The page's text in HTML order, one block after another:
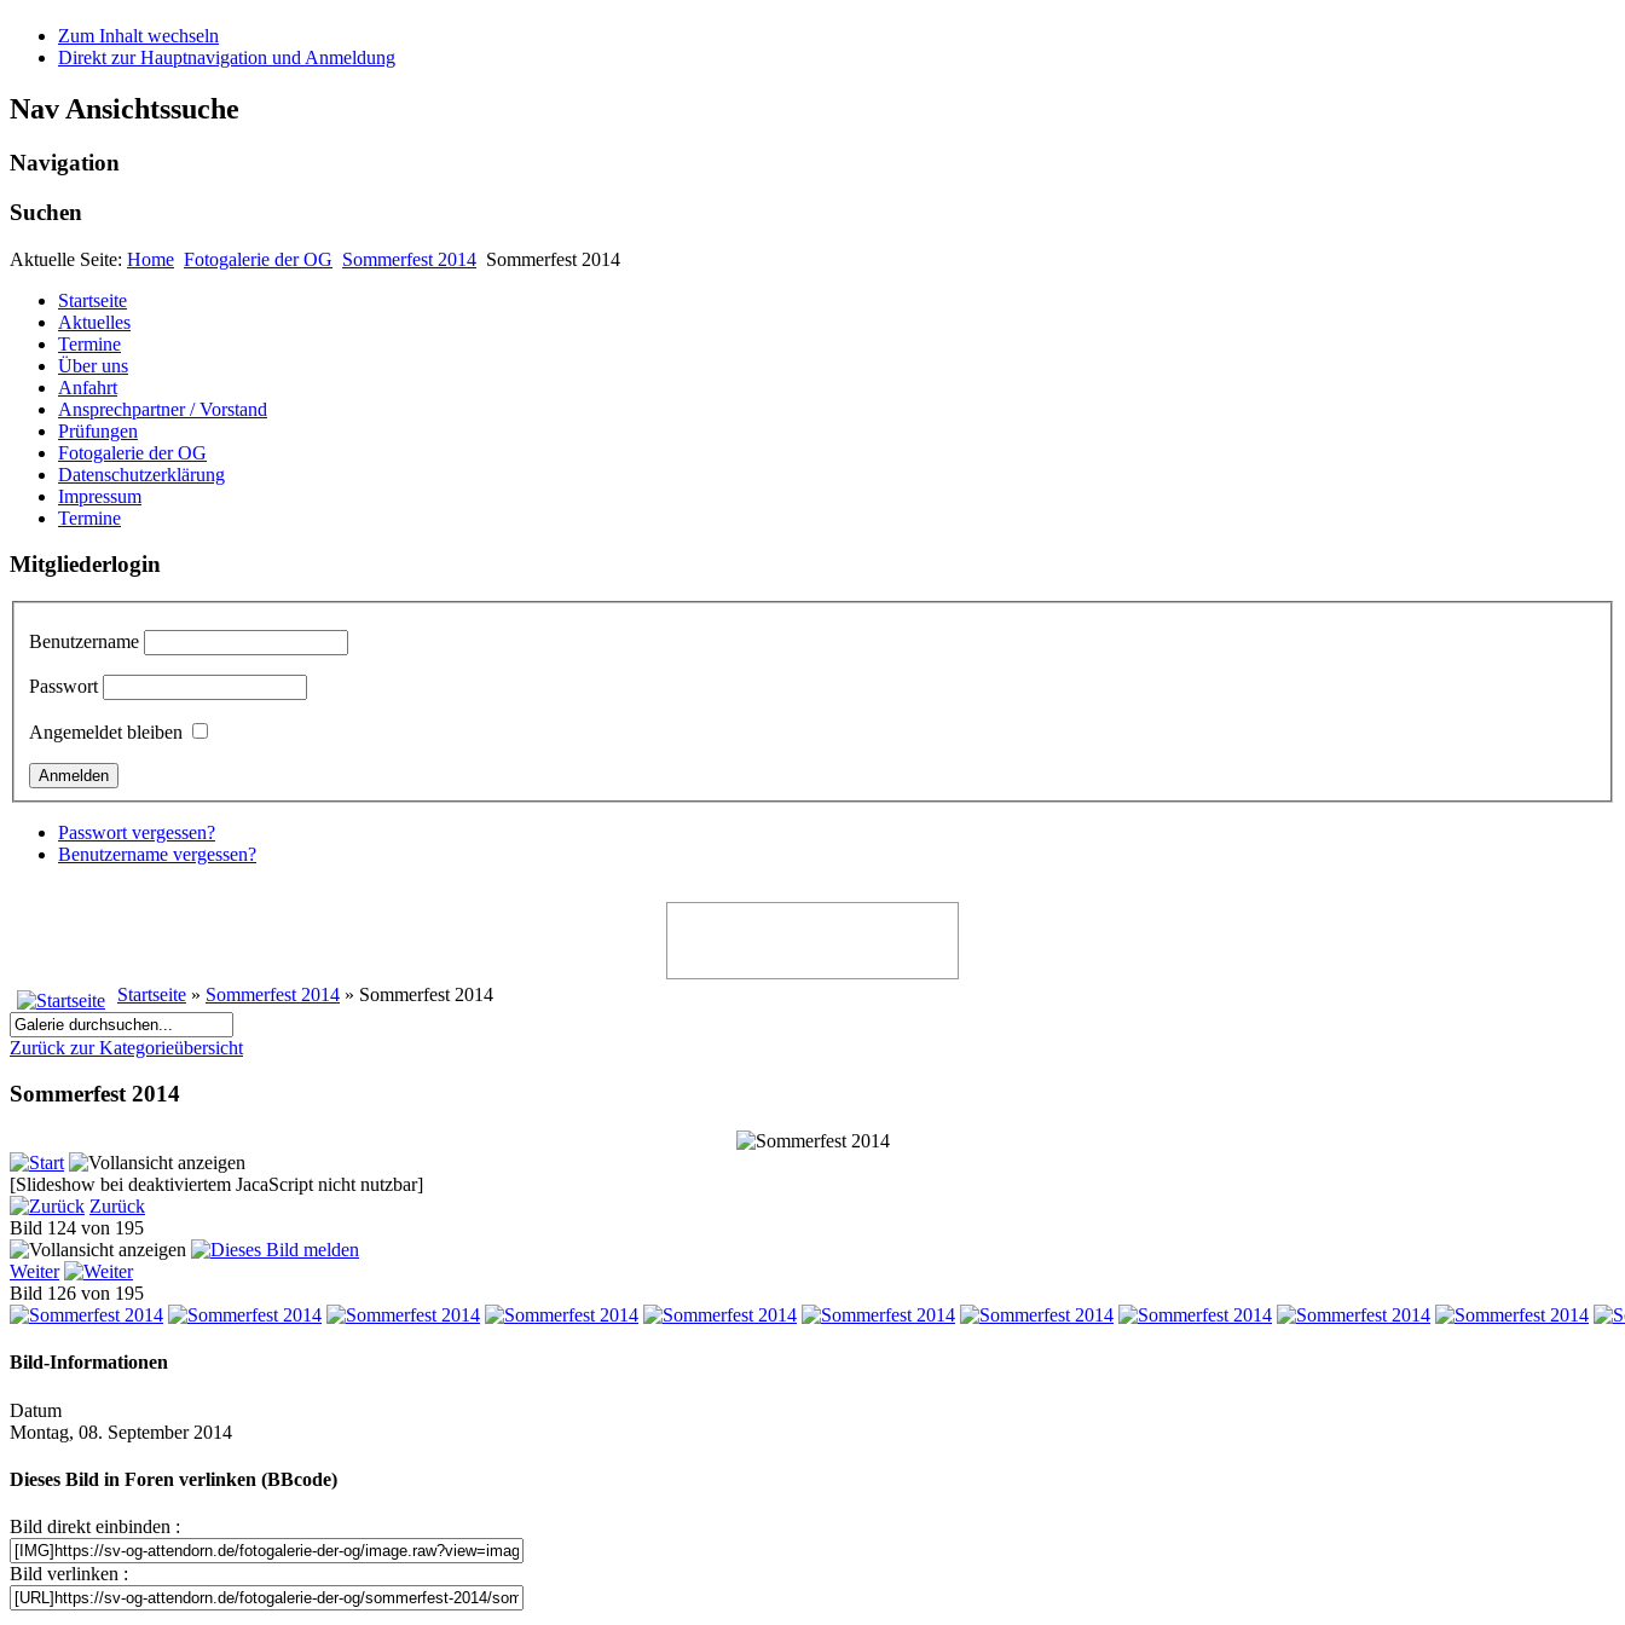
Zum Inhalt wechseln
Direkt zur Hauptnavigation und Anmeldung
Nav Ansichtssuche
Navigation
Suchen
Aktuelle Seite: Home Fotogalerie der OG Sommerfest 2014 Sommerfest 2014
Startseite
Aktuelles
Termine
Über uns
Anfahrt
Ansprechpartner / Vorstand
Prüfungen
Fotogalerie der OG
Datenschutzerklärung
Impressum
Termine
Mitgliederlogin
Benutzername
Passwort
Angemeldet bleiben
Passwort vergessen?
Benutzername vergessen?
Startseite » Sommerfest 2014 » Sommerfest 2014
Zurück zur Kategorieübersicht
Sommerfest 2014
[Slideshow bei deaktiviertem JacaScript nicht nutzbar]
Zurück
Bild 124 von 195
Weiter
Bild 126 von 195
Bild-Informationen
Datum
Montag, 08. September 2014
Dieses Bild in Foren verlinken (BBcode)
Bild direkt einbinden :
Bild verlinken :